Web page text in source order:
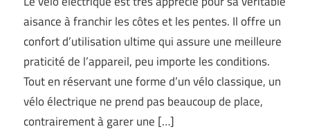
aisance à franchir les côtes et les pentes. Il offre un
confort d’utilisation ultime qui assure une meilleure
praticité de l’appareil, peu importe les conditions.
Tout en réservant une forme d’un vélo classique, un
vélo électrique ne prend pas beaucoup de place,
contrairement à garer une […]